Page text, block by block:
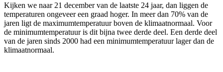
Kijken we naar 21 december van de laatste 24 jaar, dan liggen de
temperaturen ongeveer een graad hoger. In meer dan 70% van de
jaren ligt de maximumtemperatuur boven de klimaatnormaal. Voor
de minimumtemperatuur is dit bijna twee derde deel. Een derde deel
van de jaren sinds 2000 had een minimumtemperatuur lager dan de
klimaatnormaal.